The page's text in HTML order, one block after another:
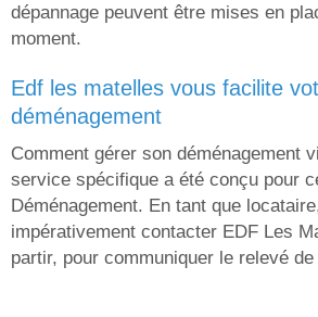
dépannage peuvent être mises en
moment.
edf les matelles vous facilite votre
déménagement
Comment gérer son déménagement
service spécifique a été conçu pour
Déménagement. En tant que
impérativement contacter EDF Les
partir, pour communiquer le relevé de